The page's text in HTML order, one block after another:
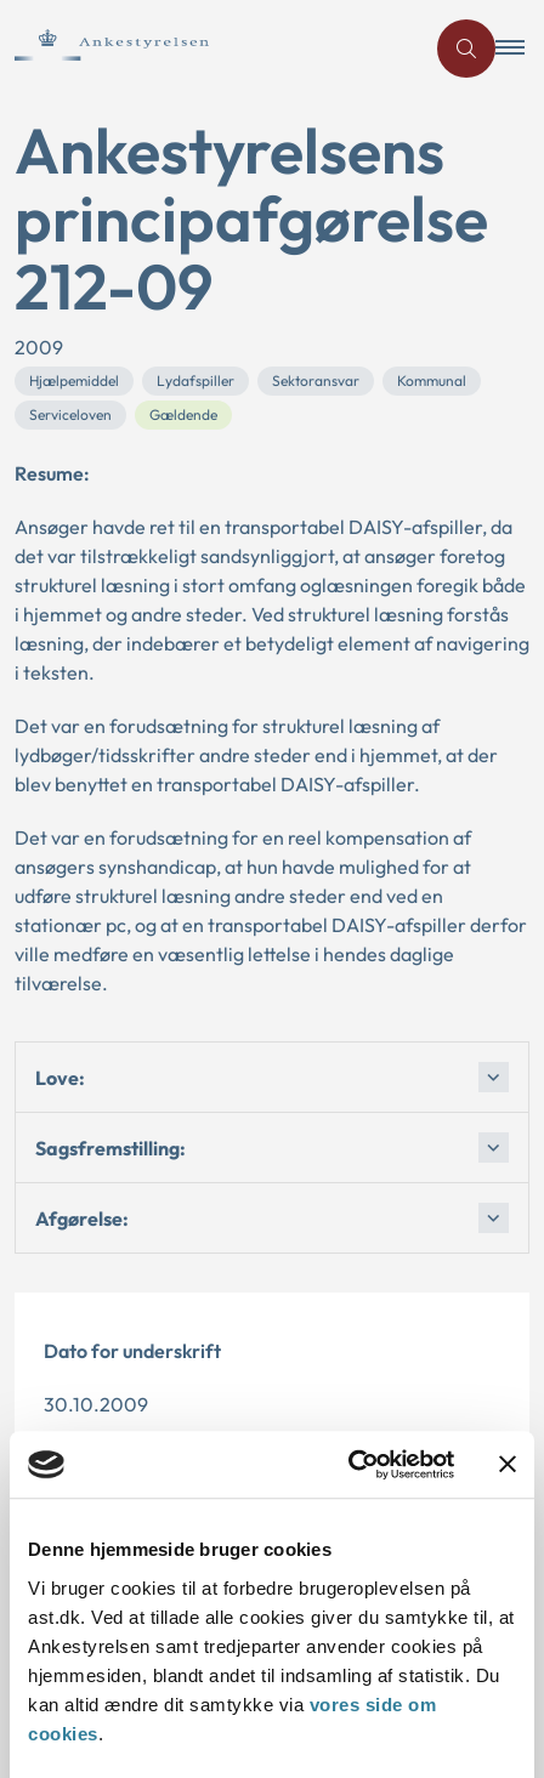
Denne hjemmeside bruger cookies
Vi bruger cookies til at forbedre brugeroplevelsen på
ast.dk. Ved at tillade alle cookies giver du samtykke til, at
Ankestyrelsen samt tredjeparter anvender cookies på
hjemmesiden, blandt andet til indsamling af statistik. Du
kan altid ændre dit samtykke via vores side om
cookies.
Ankestyrelsens
principafgørelse
212-09
2009
Hjælpemiddel Lydafspiller Sektoransvar
Kommunal
Serviceloven
Gældende
Resume:
Ansøger havde ret til en transportabel DAISY-afspiller, da
det var tilstrækkeligt sandsynliggjort, at ansøger foretog
strukturel læsning i stort omfang oglæsningen foregik både
i hjemmet og andre steder. Ved strukturel læsning forstås
læsning, der indebærer et betydeligt element af navigering
i teksten.
Det var en forudsætning for strukturel læsning af
lydbøger/tidsskrifter andre steder end i hjemmet, at der
blev benyttet en transportabel DAISY-afspiller.
Det var en forudsætning for en reel kompensation af
ansøgers synshandicap, at hun havde mulighed for at
udføre strukturel læsning andre steder end ved en
stationær pc, og at en transportabel DAISY-afspiller derfor
ville medføre en væsentlig lettelse i hendes daglige
tilværelse.
Love:
Sagsfremstilling:
Afgørelse:
Dato for underskrift
30.10.2009
Offentliggørelsesdato
Paragraf
§ 112
Journalnummer
3500480-08